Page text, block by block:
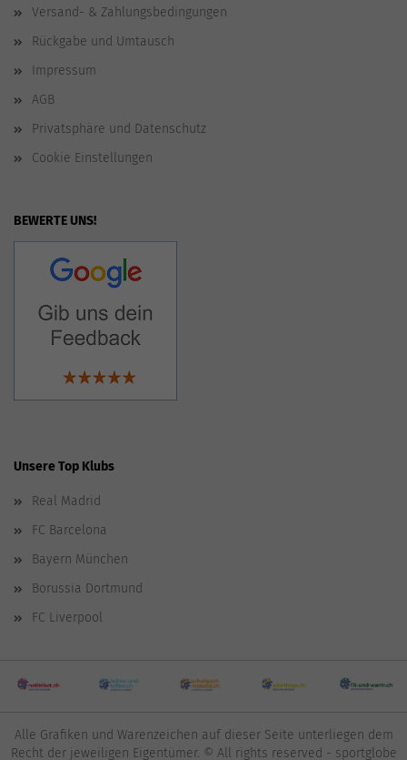
Versand- & Zahlungsbedingungen
Rückgabe und Umtausch
Impressum
AGB
Privatsphäre und Datenschutz
Cookie Einstellungen
BEWERTE UNS!
Unsere Top Klubs
Real Madrid
FC Barcelona
Bayern München
Borussia Dortmund
FC Liverpool
Alle Grafiken und Warenzeichen auf dieser Seite unterliegen dem
Recht der jeweiligen Eigentümer. © All rights reserved - sportglobe